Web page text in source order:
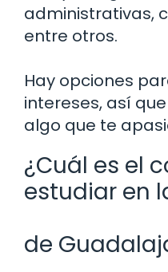
administrativas,
entre otros.
Hay opciones
intereses, así
algo que te
¿Cuál es el
estudiar en
de